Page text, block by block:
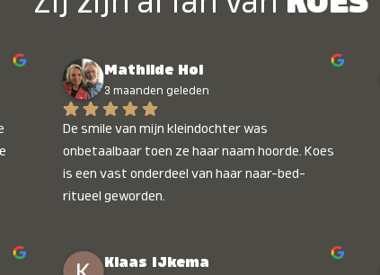
Mathilde Hol
3 maanden geleden
De smile van mijn kleindochter was
onbetaalbaar toen ze haar naam hoorde. Koes
is een vast onderdeel van haar naar-bed-
ritueel geworden.
Klaas IJkema